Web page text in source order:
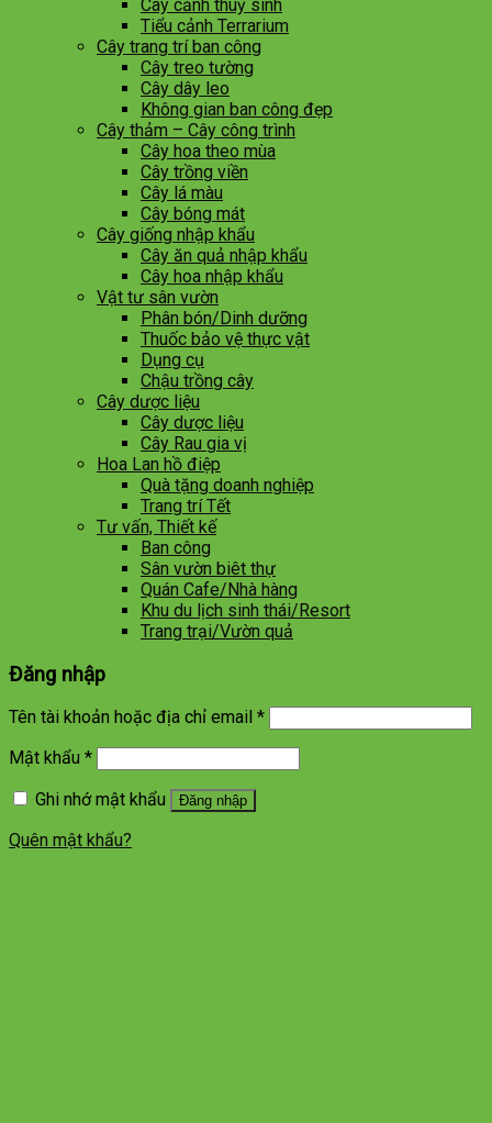
Cây cảnh thuỷ sinh
Tiểu cảnh Terrarium
Cây trang trí ban công
Cây treo tường
Cây dây leo
Không gian ban công đẹp
Cây thảm – Cây công trình
Cây hoa theo mùa
Cây trồng viền
Cây lá màu
Cây bóng mát
Cây giống nhập khẩu
Cây ăn quả nhập khẩu
Cây hoa nhập khẩu
Vật tư sân vườn
Phân bón/Dinh dưỡng
Thuốc bảo vệ thực vật
Dụng cụ
Chậu trồng cây
Cây dược liệu
Cây dược liệu
Cây Rau gia vị
Hoa Lan hồ điệp
Quà tặng doanh nghiệp
Trang trí Tết
Tư vấn, Thiết kế
Ban công
Sân vườn biêt thự
Quán Cafe/Nhà hàng
Khu du lịch sinh thái/Resort
Trang trại/Vườn quả
Đăng nhập
Tên tài khoản hoặc địa chỉ email *
Mật khẩu *
Ghi nhớ mật khẩu
Đăng nhập
Quên mật khẩu?